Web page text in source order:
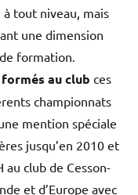
tout niveau, mais
une dimension
formation.
au club ces
championnats
mention spéciale
jusqu’en 2010 et
club de Cesson-
et d’Europe avec